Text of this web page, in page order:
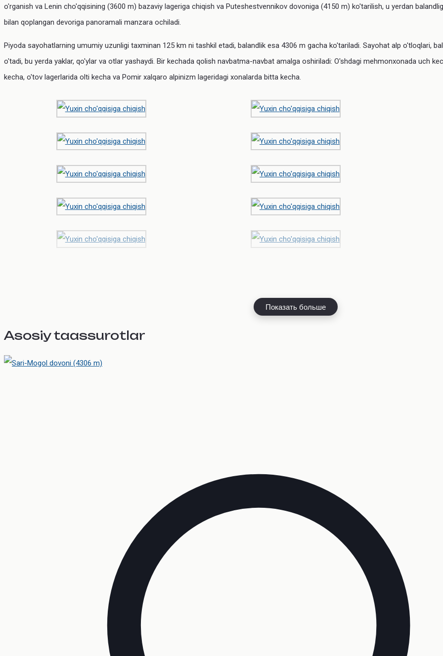
o'rganish va Lenin cho'qqisining (3600 m) bazaviy lageriga chiqish va Puteshestvennikov dovoniga (4150 m) ko'tarilish, u yerdan
bilan qoplangan devoriga panoramali manzara ochiladi.
Piyoda sayohatlarning umumiy uzunligi taxminan 125 km ni tashkil etadi, balandlik esa 4306 m gacha ko'tariladi. Sayohat alp o'tloqlari,
o'tadi, bu yerda yaklar, qo'ylar va otlar yashaydi. Bir kechada qolish navbatma-navbat amalga oshiriladi: O'shdagi mehmonxonada uch
kecha, o'tov lagerlarida olti kecha va Pomir xalqaro alpinizm lageridagi xonalarda bitta kecha.
Показать больше
Asosiy taassurotlar